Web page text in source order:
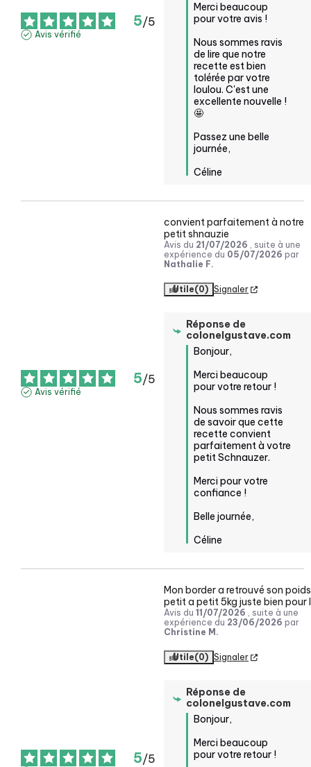
5/5
Avis vérifié
Merci beaucoup
pour votre avis !
Nous sommes ravis
de lire que notre
recette est bien
tolérée par votre
loulou. C'est une
excellente nouvelle !
🤩
Passez une belle
journée,
Céline
5/5
Avis vérifié
convient parfaitement à notre
petit shnauzie
Avis du 21/07/2026 , suite à une
expérience du 05/07/2026 par
Nathalie F.
Utile(0) Signaler
Réponse de
colonelgustave.com
Bonjour,
Merci beaucoup
pour votre retour !
Nous sommes ravis
de savoir que cette
recette convient
parfaitement à votre
petit Schnauzer.
Merci pour votre
confiance !
Belle journée,
Céline
5/5
Mon border a retrouvé son poids
petit a petit 5kg juste bien pour
Avis du 11/07/2026 , suite à une
expérience du 23/06/2026 par
Christine M.
Utile(0) Signaler
Réponse de
colonelgustave.com
Bonjour,
Merci beaucoup
pour votre retour !